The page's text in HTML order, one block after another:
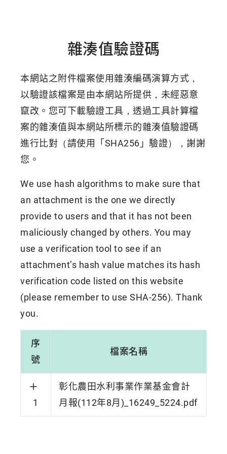
雜湊值驗證碼
本網站之附件檔案使用雜湊編碼演算方式，
以驗證該檔案是由本網站所提供，未經惡意
竄改。您可下載驗證工具，透過工具計算檔
案的雜湊值與本網站所標示的雜湊值驗證碼
進行比對（請使用「SHA256」驗證），謝謝
您。
We use hash algorithms to make sure that
an attachment is the one we directly
provide to users and that it has not been
maliciously changed by others. You may
use a verification tool to see if an
attachment’s hash value matches its hash
verification code listed on this website
(please remember to use SHA-256). Thank
you.
序
號
檔案名稱
1
彰化農田水利事業作業基金會計
月報(112年8月)_16249_5224.pdf